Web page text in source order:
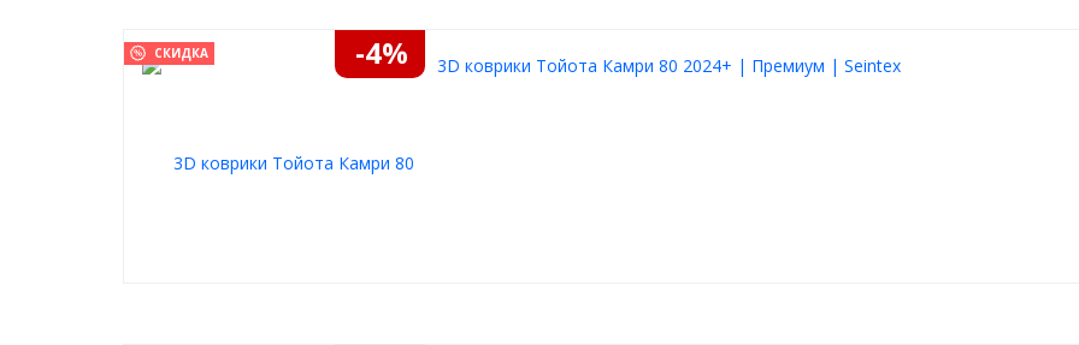
СКИДКА -4% 3D коврики Тойота Камри 80 2024+ | Премиум | Seintex